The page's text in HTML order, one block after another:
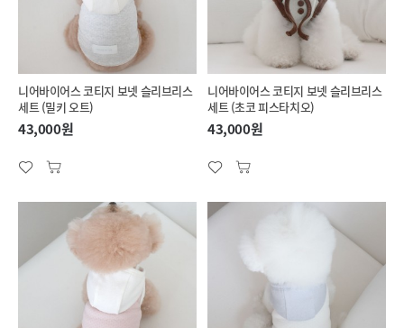
니어바이어스 코티지 보넷 슬리브리스
세트 (밀키 오트)
43,000원
니어바이어스 코티지 보넷 슬리브리스
세트 (초코 피스타치오)
43,000원